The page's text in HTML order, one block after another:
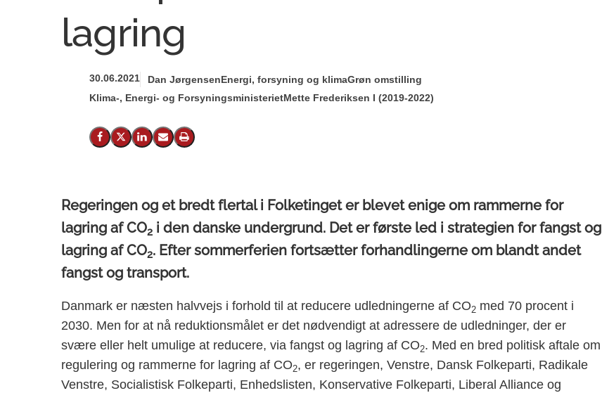
lagring
30.06.2021 Dan JørgensenEnergi, forsyning og klimaGrøn omstilling
Klima-, Energi- og ForsyningsministerietMette Frederiksen I (2019-2022)
Del på Facebook
Del på X (Twitter)
Del på LinkedIn
Send email
Print
Regeringen og et bredt flertal i Folketinget er blevet enige om rammerne for
lagring afCO2 i den danske undergrund. Det er første led i strategien for fangst og
lagring afCO2. Efter sommerferien fortsætter forhandlingerne om blandt andet
fangst og transport.
Danmark er næsten halvvejs i forhold til at reducere udledningerne af CO2 med 70 procent i
2030. Men for at nå reduktionsmålet er det nødvendigt at adressere de udledninger, der er
svære eller helt umulige at reducere, via fangst og lagring af CO2. Med en bred politisk aftale om
regulering og rammerne for lagring af CO2, er regeringen, Venstre, Dansk Folkeparti, Radikale
Venstre, Socialistisk Folkeparti, Enhedslisten, Konservative Folkeparti, Liberal Alliance og